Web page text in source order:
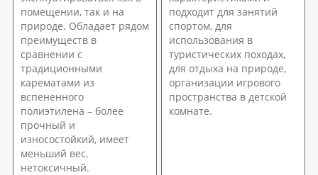
помещении, так и на
природе. Обладает рядом
преимуществ в
сравнении с
традиционными
карематами из
вспененного
полиэтилена – более
прочный и
износостойкий, имеет
меньший вес,
нетоксичный.
подходит для занятий
спортом, для
использования в
туристических походах,
для отдыха на природе,
организации игрового
пространства в детской
комнате.